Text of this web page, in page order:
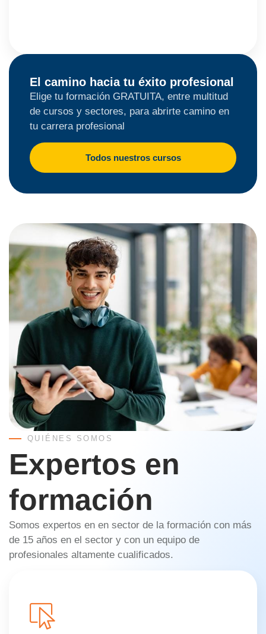
El camino hacia tu éxito profesional
Elige tu formación GRATUITA, entre multitud
de cursos y sectores, para abrirte camino en
tu carrera profesional
Todos nuestros cursos
QUIÉNES SOMOS
Expertos en
formación
Somos expertos en en sector de la formación con más
de 15 años en el sector y con un equipo de
profesionales altamente cualificados.